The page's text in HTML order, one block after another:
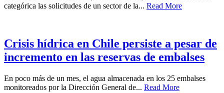
categórica las solicitudes de un sector de la... Read More
Crisis hídrica en Chile persiste a pesar de
incremento en las reservas de embalses
En poco más de un mes, el agua almacenada en los 25 embalses
monitoreados por la Dirección General de... Read More